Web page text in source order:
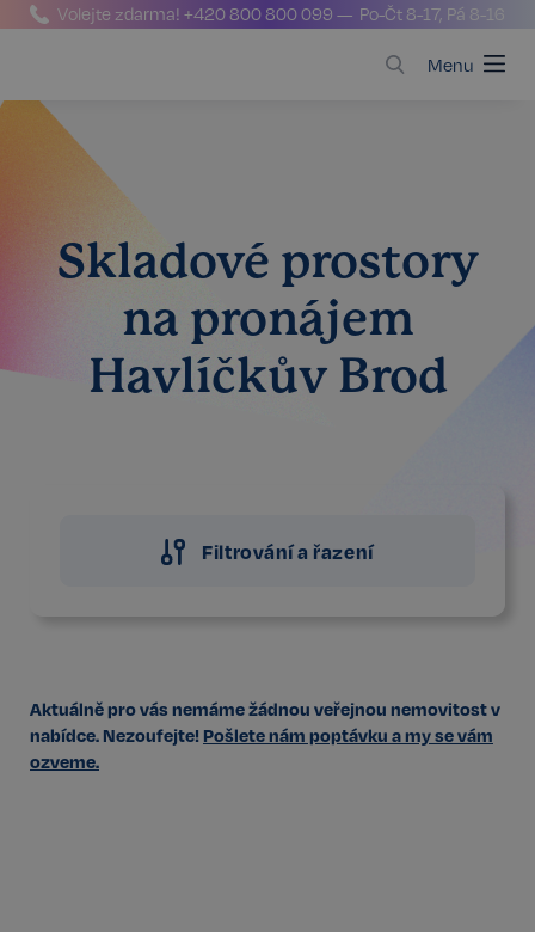
Volejte zdarma!+420 800 800 099 — Po-Čt 8-17, Pá 8-16
Menu
Skladové prostory
na pronájem
Havlíčkův Brod
Filtrování a řazení
Aktuálně pro vás nemáme žádnou veřejnou nemovitost v
nabídce. Nezoufejte! Pošlete nám poptávku a my se vám
ozveme.